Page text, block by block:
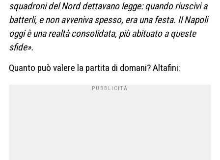
squadroni del Nord dettavano legge: quando riuscivi a
batterli, e non avveniva spesso, era una festa. Il Napoli
oggi è una realtà consolidata, più abituato a queste
sfide».
Quanto può valere la partita di domani? Altafini: